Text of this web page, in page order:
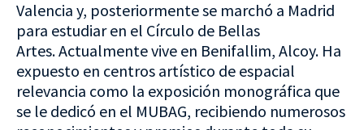
Valencia y, posteriormente se marchó a Madrid
para estudiar en el Círculo de Bellas
Artes. Actualmente vive en Benifallim, Alcoy. Ha
expuesto en centros artístico de espacial
relevancia como la exposición monográfica que
se le dedicó en el MUBAG, recibiendo numerosos